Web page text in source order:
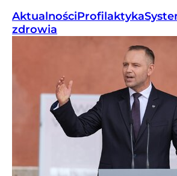
AktualnościProfilaktyka
zdrowia